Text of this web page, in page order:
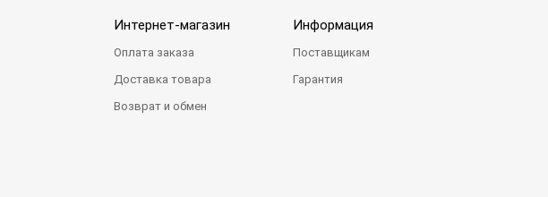
Интернет-магазин
Оплата заказа
Доставка товара
Возврат и обмен
Информация
Поставщикам
Гарантия